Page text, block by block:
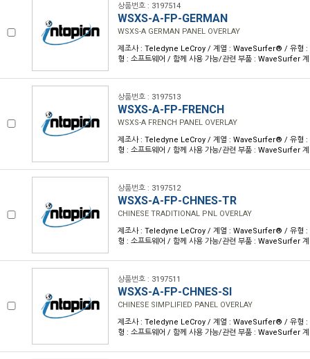
상품번호 : 3197514
WSXS-A-FP-GERMAN
WSXS-A GERMAN PANEL OVERLAY
제조사 : Teledyne LeCroy / 계열 : WaveSurfer® / 유형 :
형 : 소프트웨어 / 함께 사용 가능/관련 부품 : WaveSurfer
상품번호 : 3197513
WSXS-A-FP-FRENCH
WSXS-A FRENCH PANEL OVERLAY
제조사 : Teledyne LeCroy / 계열 : WaveSurfer® / 유형 :
형 : 소프트웨어 / 함께 사용 가능/관련 부품 : WaveSurfer
상품번호 : 3197512
WSXS-A-FP-CHNES-TR
CHINESE TRADITIONAL PNL OVERLAY
제조사 : Teledyne LeCroy / 계열 : WaveSurfer® / 유형 :
형 : 소프트웨어 / 함께 사용 가능/관련 부품 : WaveSurfer
상품번호 : 3197511
WSXS-A-FP-CHNES-SI
CHINESE SIMPLIFIED PANEL OVERLAY
제조사 : Teledyne LeCroy / 계열 : WaveSurfer® / 유형 :
형 : 소프트웨어 / 함께 사용 가능/관련 부품 : WaveSurfer